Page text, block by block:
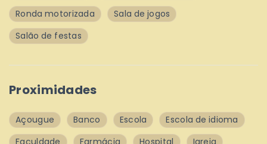
Ronda motorizada
Sala de jogos
Salão de festas
Proximidades
Açougue Banco Escola
Escola de idioma
Faculdade
Farmácia Hospital Igreja